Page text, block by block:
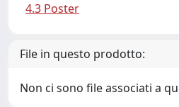
4.3 Poster
File in questo prodotto:
Non ci sono file associati a